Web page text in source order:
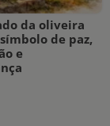
da oliveira
de paz,
e